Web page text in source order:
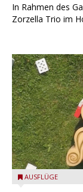
In Rahmen des
Zorzella Trio im
San Felice del
AUSFLÜGE